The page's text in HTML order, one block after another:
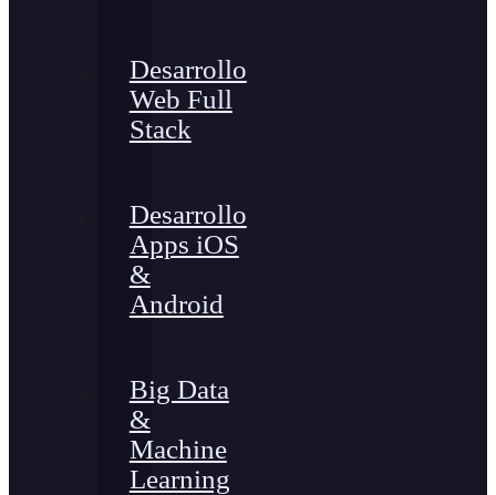
Desarrollo
Web Full
Stack
Desarrollo
Apps iOS
&
Android
Big Data
&
Machine
Learning